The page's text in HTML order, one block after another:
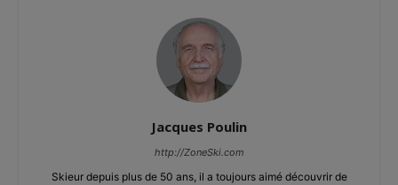
Jacques Poulin
http://ZoneSki.com
Skieur depuis plus de 50 ans, il a toujours aimé découvrir de